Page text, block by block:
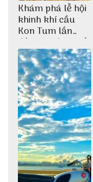
Khám phá lễ hội
khinh khí cầu
Kon Tum lần
đầu tiên được tổ
chức